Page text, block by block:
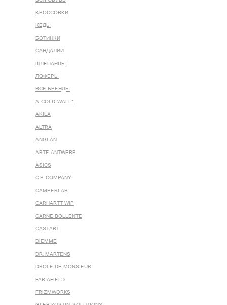
КРОССОВКИ
КЕДЫ
БОТИНКИ
САНДАЛИИ
ШЛЕПАНЦЫ
ЛОФЕРЫ
ВСЕ БРЕНДЫ
A-COLD-WALL*
AKILA
ALTRA
ANGLAN
ARTE ANTWERP
ASICS
C.P. COMPANY
CAMPERLAB
CARHARTT WIP
CARNE BOLLENTE
CASTART
DIEMME
DR. MARTENS
DROLE DE MONSIEUR
FAR AFIELD
FRIZMWORKS